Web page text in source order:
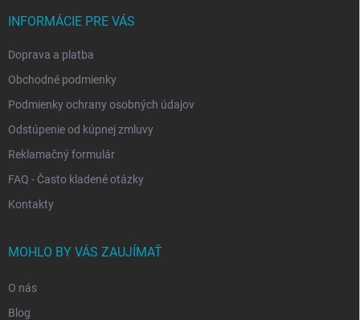
INFORMÁCIE PRE VÁS
Doprava a platba
Obchodné podmienky
Podmienky ochrany osobných údajov
Odstúpenie od kúpnej zmluvy
Reklamačný formulár
FAQ - Často kladené otázky
Kontakty
MOHLO BY VÁS ZAUJÍMAŤ
O nás
Blog